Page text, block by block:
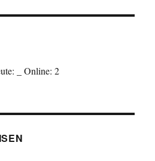
Online: 2